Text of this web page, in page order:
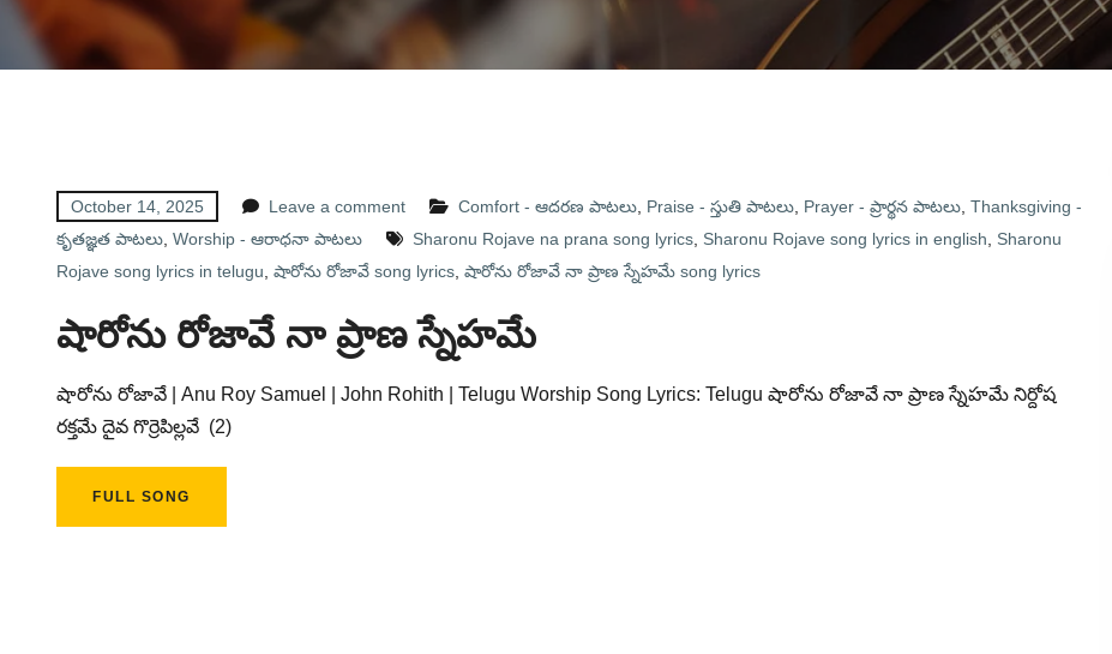
October 14, 2025 Leave a comment Comfort - ఆదరణ పాటలు Praise - స్తుతి పాటలు Prayer - ప్రార్థన పాటలు Thanksgiving -
కృతజ్ఞత పాటలు Worship - ఆరాధనా పాటలు Sharonu Rojave na prana song lyrics Sharonu Rojave song lyrics in english
Sharonu
Rojave song lyrics in telugu షారోను రోజావే song lyrics షారోను రోజావే నా ప్రాణ స్నేహమే song lyrics
షారోను రోజావే నా ప్రాణ స్నేహమే
షారోను రోజావే | Anu Roy Samuel | John Rohith | Telugu Worship Song Lyrics: Telugu షారోను రోజావే నా ప్రాణ స్నేహమే నిర్దోష
రక్తమే దైవ గొర్రెపిల్లవే (2)
FULL SONG